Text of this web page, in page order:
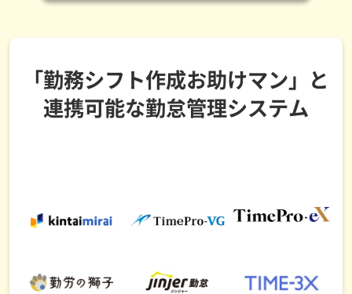
「勤務シフト作成お助けマン」と
連携可能な勤怠管理システム